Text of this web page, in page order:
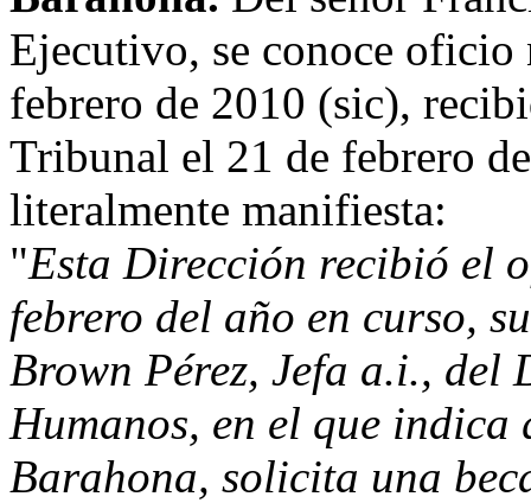
Ejecutivo, se conoce
febrero de 2010 (sic),
Tribunal el 21 de febrero
literalmente manifiesta:
"Esta Dirección recibió el
febrero del año en curso,
Brown Pérez, Jefa a.i., del
Humanos, en el que
Barahona, solicita una